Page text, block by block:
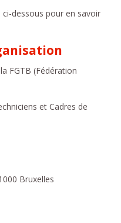
dessous pour en savoir
FGTB (Fédération
et Cadres de
Bruxelles